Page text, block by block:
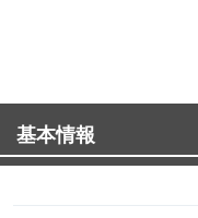
★お得な宴会プランも
小～中規模の宴会も是
基本情報